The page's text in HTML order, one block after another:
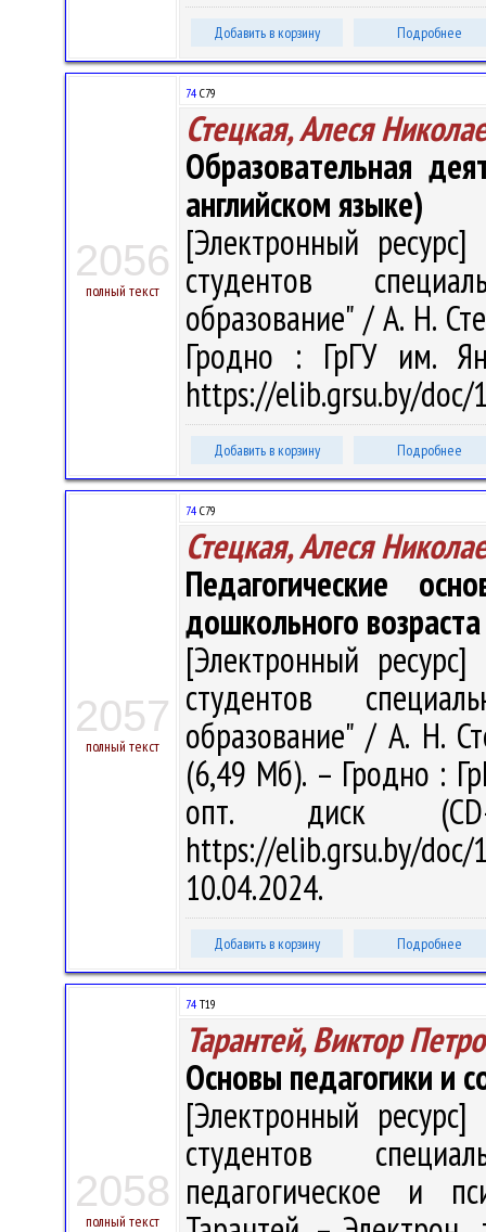
Добавить в корзину Подробнее
2056
полный текст
74 С79
Стецкая, Алеся
Образовательная
английском языке)
[Электронный
студентов
образование" / А. Н.
Гродно : ГрГУ им.
https://elib.grsu.by/
Добавить в корзину Подробнее
2057
полный текст
74 С79
Стецкая, Алеся
Педагогические
дошкольного возраста
[Электронный
студентов
образование" / А. Н.
(6,49 Мб). – Гродно :
опт. диск
https://elib.grsu.by/
10.04.2024.
Добавить в корзину Подробнее
2058
полный текст
74 Т19
Тарантей, Виктор
Основы педагогики и
[Электронный
студентов
педагогическое и